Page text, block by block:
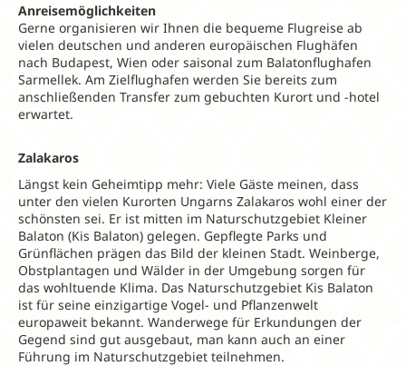
Anreisemöglichkeiten
Gerne organisieren wir Ihnen die bequeme Flugreise ab
vielen deutschen und anderen europäischen Flughäfen
nach Budapest, Wien oder saisonal zum Balatonflughafen
Sarmellek. Am Zielflughafen werden Sie bereits zum
anschließenden Transfer zum gebuchten Kurort und -hotel
erwartet.
Zalakaros
Längst kein Geheimtipp mehr: Viele Gäste meinen, dass
unter den vielen Kurorten Ungarns Zalakaros wohl einer der
schönsten sei. Er ist mitten im Naturschutzgebiet Kleiner
Balaton (Kis Balaton) gelegen. Gepflegte Parks und
Grünflächen prägen das Bild der kleinen Stadt. Weinberge,
Obstplantagen und Wälder in der Umgebung sorgen für
das wohltuende Klima. Das Naturschutzgebiet Kis Balaton
ist für seine einzigartige Vogel- und Pflanzenwelt
europaweit bekannt. Wanderwege für Erkundungen der
Gegend sind gut ausgebaut, man kann auch an einer
Führung im Naturschutzgebiet teilnehmen.